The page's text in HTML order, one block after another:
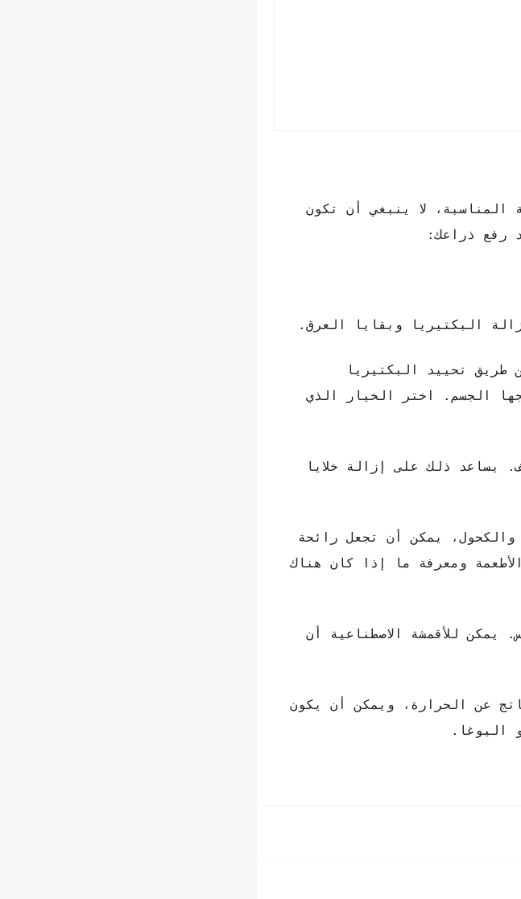
المناسبة، لا ينبغي أن تكون
رفع ذراعك:
البكتيريا وبقايا العرق.
طريق تحييد البكتيريا
الجسم. اختر الخيار الذي
يساعد ذلك على إزالة خلايا
يمكن أن تجعل رائحة
ومعرفة ما إذا كان هناك
يمكن للأقمشة الاصطناعية أن
عن الحرارة، ويمكن أن يكون
اليوغا.